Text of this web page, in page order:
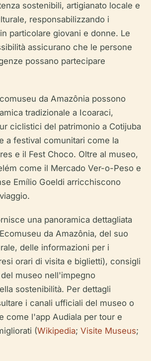
sostenibili, artigianato locale e
responsabilizzando i
particolare giovani e donne. Le
assicurano che le persone
possano partecipare
da Amazônia possono
tradizionale a Icoaraci,
ciclistici del patrimonio a Cotijuba
a festival comunitari come la
e il Fest Choco. Oltre al museo,
come il Mercado Ver-o-Peso e
Emílio Goeldi arricchiscono
una panoramica dettagliata
da Amazônia, del suo
delle informazioni per i
orari di visita e biglietti), consigli
museo nell'impegno
sostenibilità. Per dettagli
i canali ufficiali del museo o
come l'app Audiala per tour e
(Wikipedia; Visite Museus;